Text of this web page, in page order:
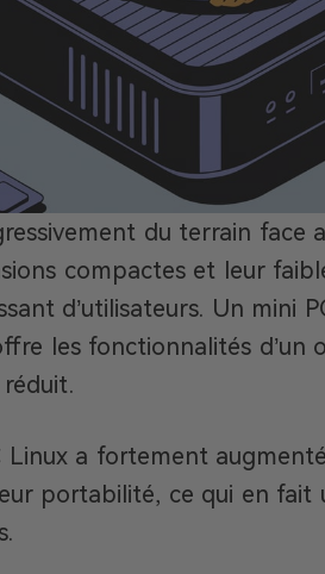
du terrain face
compactes et leur
d’utilisateurs. Un mini
les fonctionnalités d’un
Linux a fortement
portabilité, ce qui en